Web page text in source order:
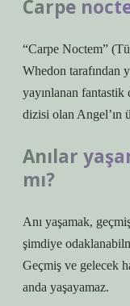
Carpe
“Carpe Noctem”
Whedon tarafından
yayınlanan
dizisi olan Angel’ın
Anılar
mı?
Anı yaşamak,
şimdiye
Geçmiş ve gelecek
anda yaşayamaz.